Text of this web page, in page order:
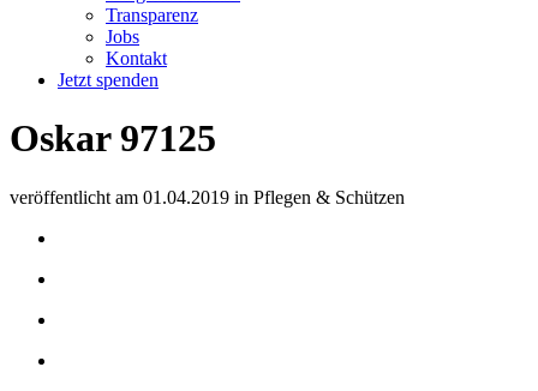
Transparenz
Jobs
Kontakt
Jetzt spenden
Oskar 97125
veröffentlicht am 01.04.2019 in Pflegen & Schützen